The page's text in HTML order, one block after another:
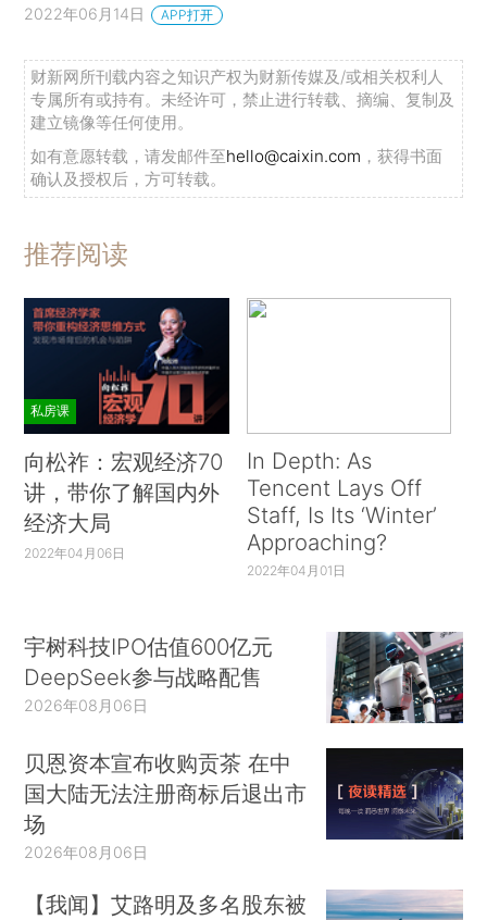
2022年06月14日 APP打开
财新网所刊载内容之知识产权为财新传媒及/或相关权利人
专属所有或持有。未经许可，禁止进行转载、摘编、复制及
建立镜像等任何使用。
如有意愿转载，请发邮件至hello@caixin.com ，获得书面
确认及授权后，方可转载。
推荐阅读
私房课
向松祚：宏观经济70
讲，带你了解国内外
经济大局
2022年04月06日
In Depth: As
Tencent Lays Off
Staff, Is Its ‘Winter’
Approaching?
2022年04月01日
宇树科技IPO估值600亿元
DeepSeek参与战略配售
2026年08月06日
贝恩资本宣布收购贡茶 在中
国大陆无法注册商标后退出市
场
2026年08月06日
【我闻】艾路明及多名股东被